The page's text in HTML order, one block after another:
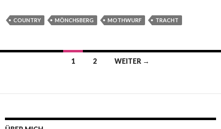
COUNTRY MÖNCHSBERG MOTHWURF TRACHT
1 2 WEITER →